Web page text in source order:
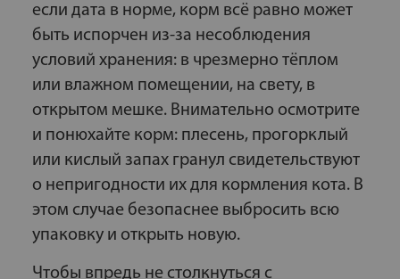
если дата в норме, корм всё равно может
быть испорчен из-за несоблюдения
условий хранения: в чрезмерно тёплом
или влажном помещении, на свету, в
открытом мешке. Внимательно осмотрите
и понюхайте корм: плесень, прогорклый
или кислый запах гранул свидетельствуют
о непригодности их для кормления кота. В
этом случае безопаснее выбросить всю
упаковку и открыть новую.
Чтобы впредь не столкнуться с